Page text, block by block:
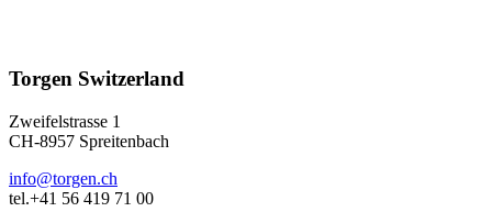
Torgen Switzerland
Zweifelstrasse 1
CH-8957 Spreitenbach
info@torgen.ch
tel.+41 56 419 71 00